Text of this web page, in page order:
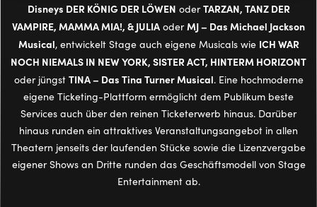
Disneys DER KÖNIG DER LÖWEN oderTARZAN, TANZ DER
VAMPIRE, MAMMA MIA!, & JULIA oderMJ – Das Michael Jackson
Musical, entwickelt Stage auch eigene Musicals wie ICH WAR
NOCH NIEMALS IN NEW YORK, SISTER ACT, HINTERM HORIZONT
oder jüngst TINA – Das Tina Turner Musical. Eine hochmoderne
eigene Ticketing-Plattform ermöglicht dem Publikum beste
Services auch über den reinen Ticketerwerb hinaus. Darüber
hinaus runden ein attraktives Veranstaltungsangebot in allen
Theatern jenseits der laufenden Stücke sowie die Lizenzvergabe
eigener Shows an Dritte runden das Geschäftsmodell von Stage
Entertainment ab.